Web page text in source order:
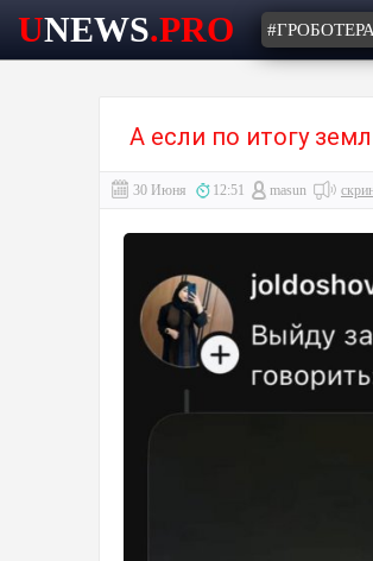
UNEWS.PRO
А если по итогу
30 Июня 12:51 masun